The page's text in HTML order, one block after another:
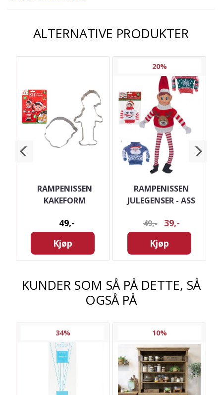
ALTERNATIVE PRODUKTER
RAMPENISSEN
KAKEFORM
49,-
Kjøp
20%
RAMPENISSEN
JULEGENSER - ASS
49,-
39,-
Kjøp
KUNDER SOM SÅ PÅ DETTE, SÅ
OGSÅ PÅ
34% 10%